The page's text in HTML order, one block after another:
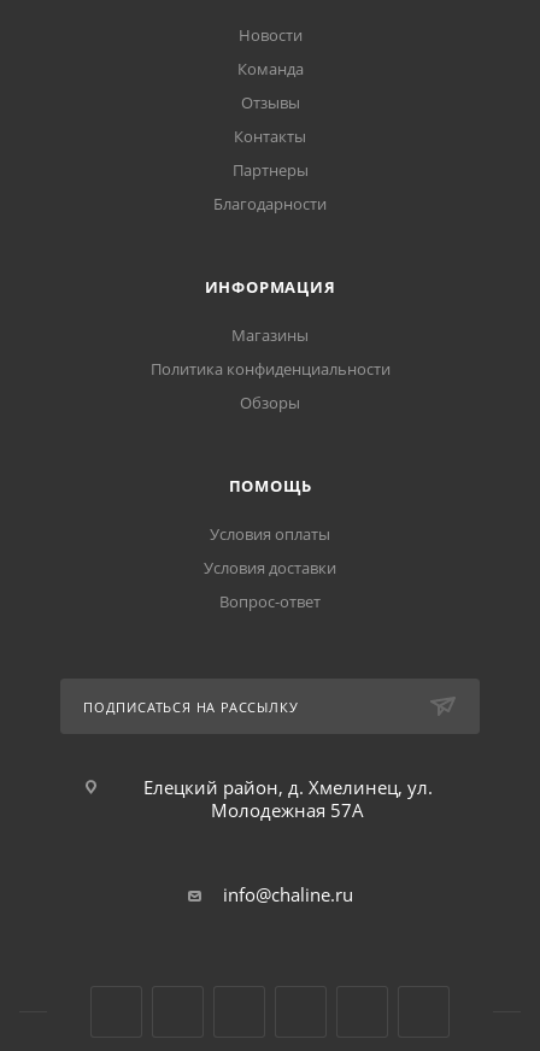
Новости
Команда
Отзывы
Контакты
Партнеры
Благодарности
ИНФОРМАЦИЯ
Магазины
Политика конфиденциальности
Обзоры
ПОМОЩЬ
Условия оплаты
Условия доставки
Вопрос-ответ
ПОДПИСАТЬСЯ НА РАССЫЛКУ
Елецкий район, д. Хмелинец, ул.
Молодежная 57А
info@chaline.ru